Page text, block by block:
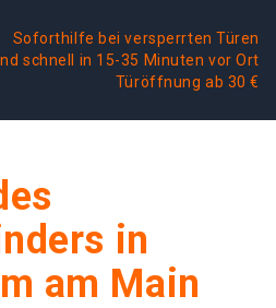
Soforthilfe bei versperrten Türen
schnell in 15-35 Minuten vor Ort
Türöffnung ab 30 €
in
am Main